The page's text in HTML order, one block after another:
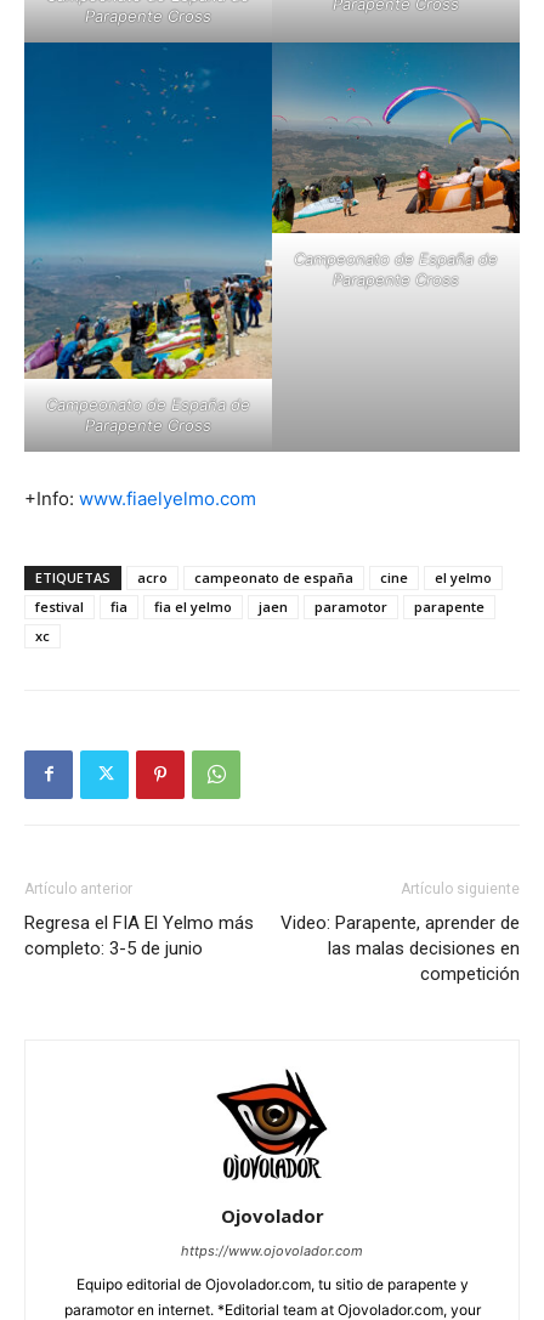
Parapente Cross
Campeonato de España de
Parapente Cross
Campeonato de España de
Parapente Cross
+Info: www.fiaelyelmo.com
ETIQUETAS acro campeonato de españa cine
el yelmo
festival
fia fia el yelmo jaen paramotor
parapente
xc
Artículo anterior
Regresa el FIA El Yelmo más
completo: 3-5 de junio
Artículo siguiente
Video: Parapente, aprender de
las malas decisiones en
competición
Ojovolador
https://www.ojovolador.com
Equipo editorial de Ojovolador.com, tu sitio de parapente y
paramotor en internet. *Editorial team at Ojovolador.com, your